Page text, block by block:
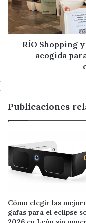
familias
de
acogida
de
RÍO Shopping
acogida
Publicaciones
Cómo elegir las
gafas para el eclipse